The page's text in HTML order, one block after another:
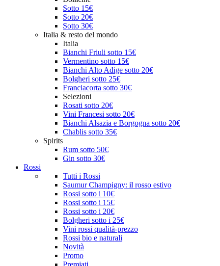
Sotto 15€
Sotto 20€
Sotto 30€
Italia & resto del mondo
Italia
Bianchi Friuli sotto 15€
Vermentino sotto 15€
Bianchi Alto Adige sotto 20€
Bolgheri sotto 25€
Franciacorta sotto 30€
Selezioni
Rosati sotto 20€
Vini Francesi sotto 20€
Bianchi Alsazia e Borgogna sotto 20€
Chablis sotto 35€
Spirits
Rum sotto 50€
Gin sotto 30€
Rossi
Tutti i Rossi
Saumur Champigny: il rosso estivo
Rossi sotto i 10€
Rossi sotto i 15€
Rossi sotto i 20€
Bolgheri sotto i 25€
Vini rossi qualità-prezzo
Rossi bio e naturali
Novità
Promo